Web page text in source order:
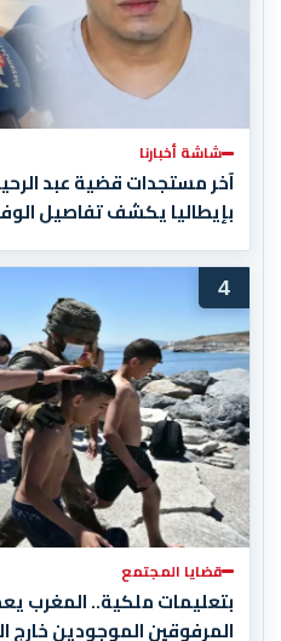
شاشة أخبارنا
آخر مستجدات قضية عبد
بإيطاليا يكشف تفاصيل
4
قضايا المجتمع
بتعليمات ملكية.. المغرب
المرفوقين الموجودين خارج